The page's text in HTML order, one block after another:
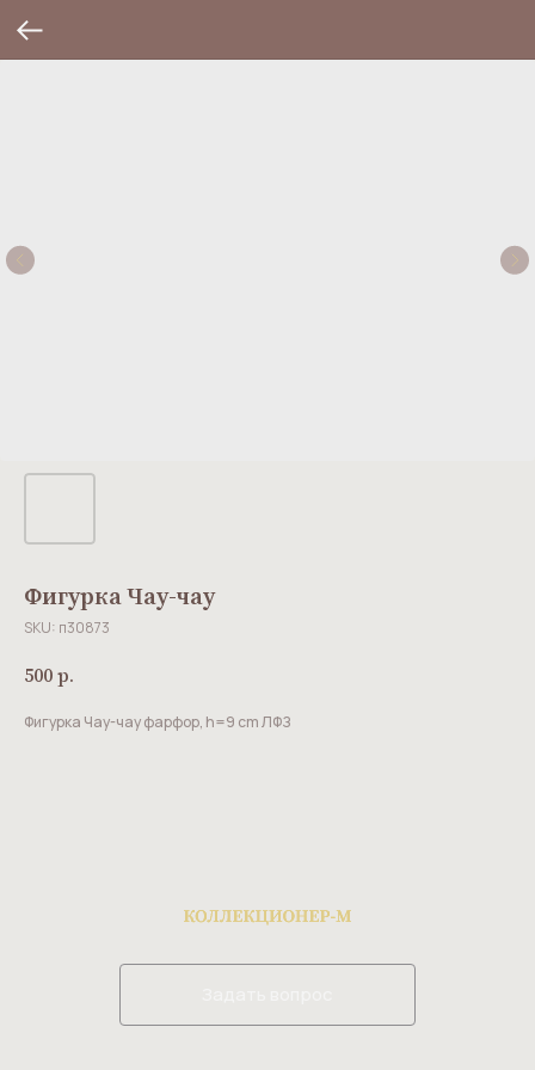
Фигурка Чау-чау
SKU: п30873
500р.
Фигурка Чау-чау фарфор, h=9 cm ЛФЗ